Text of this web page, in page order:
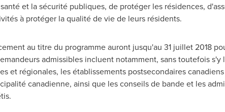
et la sécurité publiques, de protéger les résidences,
à protéger la qualité de vie de leurs résidents.
au titre du programme auront jusqu'au 31 juillet 2018
admissibles incluent notamment, sans toutefois
et régionales, les établissements postsecondaires
canadienne, ainsi que les conseils de bande et les